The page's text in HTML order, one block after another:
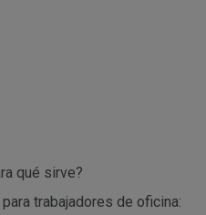
qué sirve?
trabajadores de oficina: